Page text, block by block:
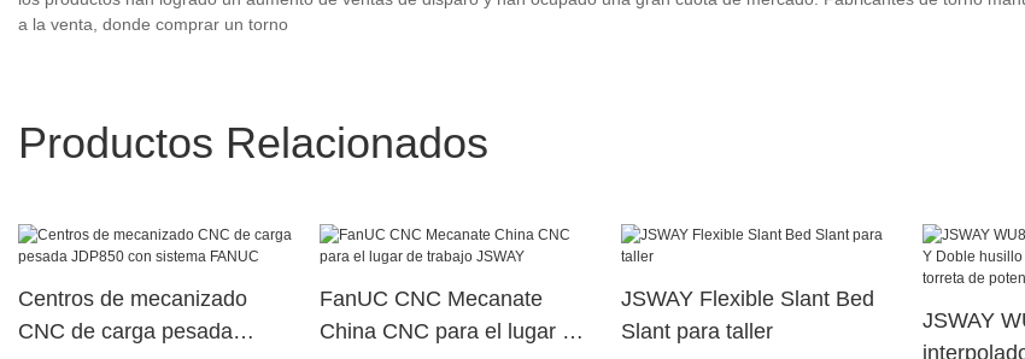
a la venta, donde comprar un torno
Productos Relacionados
Centros de mecanizado
CNC de carga pesada
FanUC CNC Mecanate
China CNC para el lugar de
JSWAY Flexible Slant Bed
Slant para taller
JSWAY